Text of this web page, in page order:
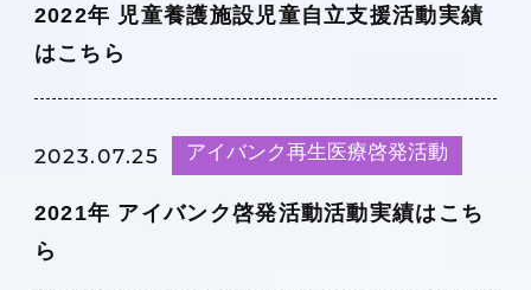
2022年 児童養護施設児童自立支援活動実績
はこちら
2023.07.25 アイバンク再生医療啓発活動
2021年 アイバンク啓発活動活動実績はこち
ら